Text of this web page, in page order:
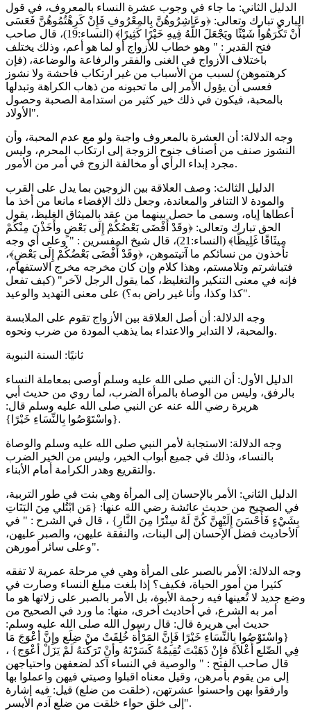
الدليل الثاني: ما جاء في وجوب عشرة النساء بالمعروف، في قول
الباري تبارك وتعالى: ﴿وعَاشِرُوهُنَّ بِالمِعْرُوفِ فَإِنْ كَرِهْتُمُوهُنَّ فَعَسَى
أَنْ تَكْرَهُواْ شَيْئًا ويَجْعَلَ اللَّهُ فِيهِ خَيْرًا كَثِيرًا﴾ (النساء:19)، قال صاحب
فتح القدير : " وهو خطاب للأزواج أو لما هو أعم، وذلك يختلف
باختلاف الأزواج في الغنى والفقر والرفاعة والوضاعة، (فإن
كرهتموهن) لسبب من الأسباب من غير ارتكاب فاحشة ولا نشوز
فعسى أن يؤول الأمر إلى ما تحبونه من ذهاب الكراهة وتبدلها
بالمحبة، فيكون في ذلك خير كثير من استدامة الصحبة وحصول
الأولاد".
وجه الدلالة: أن العشرة بالمعروف واجبة ولو مع عدم المحبة، وأن
النشوز صنف من أصناف جنوح الزوجة إلى ارتكاب المحرم، وليس
مجرد إبداء الرأي أو مخالفة الزوج في أمر من الأمور.
الدليل الثالث: وصف العلاقة بين الزوجين بما يدل على القرب
والمودة لا التنافر والمعاندة، وجعل ذلك الإفضاء مانعا من أخذ ما
أعطاها إياه، وسمى ما حصل بينهما من عقد بالميثاق الغليظ، يقول
الحق تبارك وتعالى: ﴿وقَدْ أَفْضَى بَعْضُكُمْ إِلَى بَعْضٍ وأَخَذْنَ مِنْكُمْ
مِيثَاقًا غَلِيظًا﴾ (النساء:21)، قال شيخ المفسرين : " وعلى أي وجه
تأخذون من نسائكم ما آتيتموهن، ﴿وقَدْ أَفْضَى بَعْضُكُمْ إِلَى بَعْضٍ﴾،
فتباشرتم وتلامستم، وهذا كلام وإن كان مخرجه مخرج الاستفهام،
فإنه في معنى التنكير والتغليظ، كما يقول الرجل لآخر" (كيف تفعل
كذا وكذا، وأنا غير راض به؟) على معنى التهديد والوعيد".
وجه الدلالة: أن أصل العلاقة بين الأزواج تقوم على الملابسة
والمحبة، لا التدابر والاعتداء بما يذهب المودة من ضرب ونحوه.
ثانيًا: السنة النبوية
الدليل الأول: أن النبي صلى الله عليه وسلم أوصى بمعاملة النساء
بالرفق، وليس من الوصاة بالمرأة الضرب، لما روي من حديث أبي
هريرة رضي الله عنه عن النبي صلى الله عليه وسلم قال:
{واسْتَوْصُوا بِالنِّسَاءِ خَيْرًا}.
وجه الدلالة: الاستجابة لأمر النبي صلى الله عليه وسلم والوصاة
بالنساء، وذلك في جميع أبواب الخير، وليس من الخير الضرب
والتقريع وهدر الكرامة أمام الأبناء.
الدليل الثاني: الأمر بالإحسان إلى المرأة وهي بنت في طور التربية،
في الصحيح من حديث عائشة رضي الله عنها: {مَن ابْتُلي مِنَ البَنَاتِ
بِشَيْءٍ فَأَحْسَنَ إِلَيْهِنَّ كُنَّ لَهُ سِتْرًا مِنَ النَّارِ} ، قال في الشرح : " في
الأحاديث فضل الإحسان إلى البنات، والنفقة عليهن، والصبر عليهن،
وعلى سائر أمورهن".
وجه الدلالة: الأمر بالصبر على المرأة وهي في مرحلة عمرية لا تفقه
كثيرا من أمور الحياة، فكيف؟ إذا بلغت مبلغ النساء وصارت في
وضع جديد لا تُعينها فيه رحمة الأبوة، بل الأمر بالصبر على زلاتها هو ما
أمر به الشرع، في أحاديث أخرى، منها: ما ورد في الصحيح من
حديث أبي هريرة قال: قال رسول الله صلى الله عليه وسلم:
{واسْتَوْصُوا بِالنِّسَاءِ خَيْرًا فَإِنَّ المَرْأَة خُلِقَتْ منْ ضِلَع وإِنَّ أعْوَجَ مَا
فِي الضّلع أَعْلاَهُ فإِنْ ذَهَبْتَ تُقِيمُهُ كَسَرْتَهُ وأنْ تَرَكْتهُ لَمْ يَزَلْ أعْوَج} ،
قال صاحب الفتح : " والوصية في النساء آكد لضعفهن واحتياجهن
إلى من يقوم بأمرهن، وقيل معناه اقبلوا وصيتي فيهن واعملوا بها
وارفقوا بهن واحسنوا عشرتهن، (خلقت من ضلع) قيل: فيه إشارة
إلى خلق حواء خلقت من ضلع آدم الأيسر".